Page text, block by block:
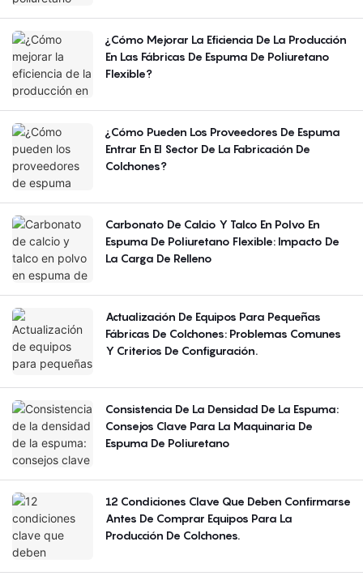
¿Cómo Mejorar La Eficiencia De La Producción
En Las Fábricas De Espuma De Poliuretano
Flexible?
¿Cómo Pueden Los Proveedores De Espuma
Entrar En El Sector De La Fabricación De
Colchones?
Carbonato De Calcio Y Talco En Polvo En
Espuma De Poliuretano Flexible: Impacto De
La Carga De Relleno
Actualización De Equipos Para Pequeñas
Fábricas De Colchones: Problemas Comunes
Y Criterios De Configuración.
Consistencia De La Densidad De La Espuma:
Consejos Clave Para La Maquinaria De
Espuma De Poliuretano
12 Condiciones Clave Que Deben Confirmarse
Antes De Comprar Equipos Para La
Producción De Colchones.